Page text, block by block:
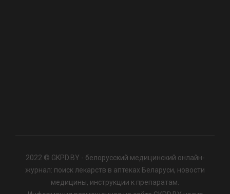
2022 © GKPD.BY - белорусский медицинский онлайн-
журнал: поиск лекарств в аптеках Беларуси, новости
медицины, инструкции к препаратам.